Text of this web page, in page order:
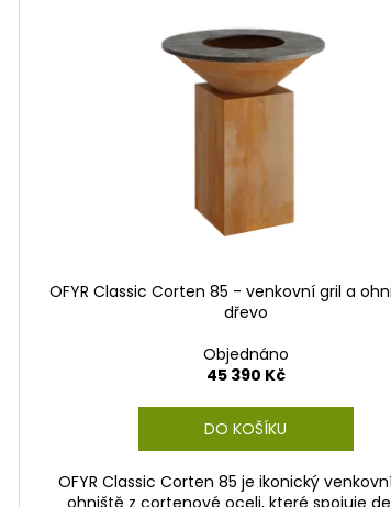
OFYR Classic Corten 85 - venkovní gril a
dřevo
Objednáno
45 390 Kč
DO KOŠÍKU
OFYR Classic Corten 85 je ikonický
ohniště z cortenové oceli, které spojuje